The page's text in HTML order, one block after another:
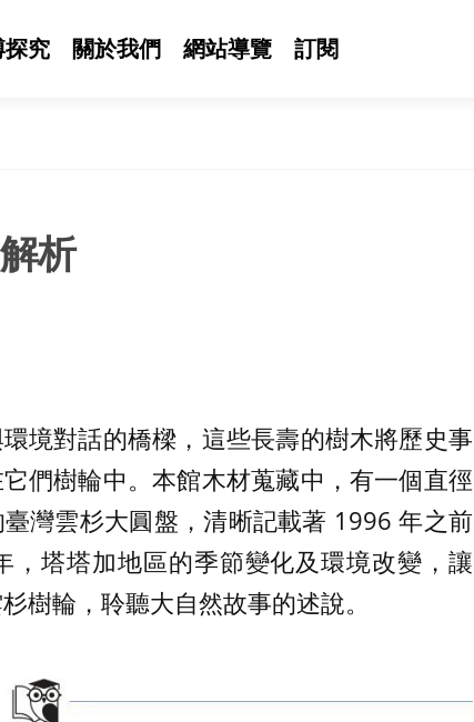
探究 關於我們 網站導覽 訂閱
析
境對話的橋樑，這些長壽的樹木將歷史事
們樹輪中。本館木材蒐藏中，有一個直徑
灣雲杉大圓盤，清晰記載著 1996 年之前
，塔塔加地區的季節變化及環境改變，讓
樹輪，聆聽大自然故事的述說。